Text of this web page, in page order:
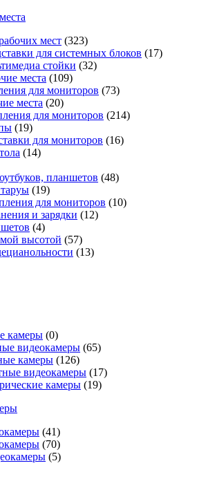
мест (323)
для системных блоков (17)
стойки (32)
места (109)
для мониторов (73)
места (20)
для мониторов (214)
(19)
для мониторов (16)
(14)
планшетов (48)
(19)
для мониторов (10)
и зарядки (12)
(4)
высотой (57)
(13)
камеры (0)
видеокамеры (65)
камеры (126)
видеокамеры (17)
камеры (19)
(41)
(70)
(5)